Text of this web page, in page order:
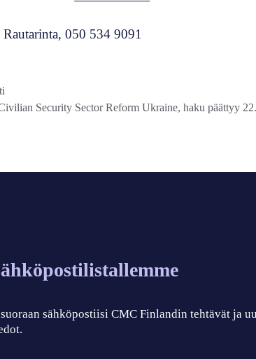
050 534 9091
Security Sector Reform Ukraine, haku päättyy
sähköpostiisi CMC Finlandin tehtävät ja